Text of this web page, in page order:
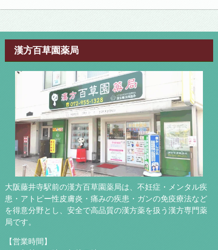
漢方百草園薬局
大阪藤井寺駅前の漢方百草園薬局は、不妊症・メンタル疾
患・アトピー性皮膚炎・痛みの疾患・ガンの免疫療法など
を得意分野とし、安全で高品質の漢方薬を扱う漢方専門薬
局です。
【営業時間】